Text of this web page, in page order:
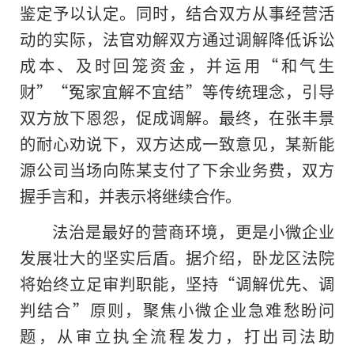
鉴定予以认定。同时，结合双方从事经营活
动的实际，法官劝解双方通过调解降低诉讼
成本、及时回笼资金，并运用“和气生
财”“冤家宜解不宜结”等传统理念，引导
双方放下恩怨，促成调解。最终，在张丰景
的耐心劝说下，双方达成一致意见，某新能
源公司当场向陈某支付了下余业务费，双方
握手言和，并表示将继续合作。
法治是最好的营商环境，更是小微企业
发展壮大的坚实后盾。据介绍，卧龙区法院
将始终立足审判职能，坚持“调解优先、调
判结合”原则，聚焦小微企业急难愁盼问
题，从审立执全流程发力，打出司法助